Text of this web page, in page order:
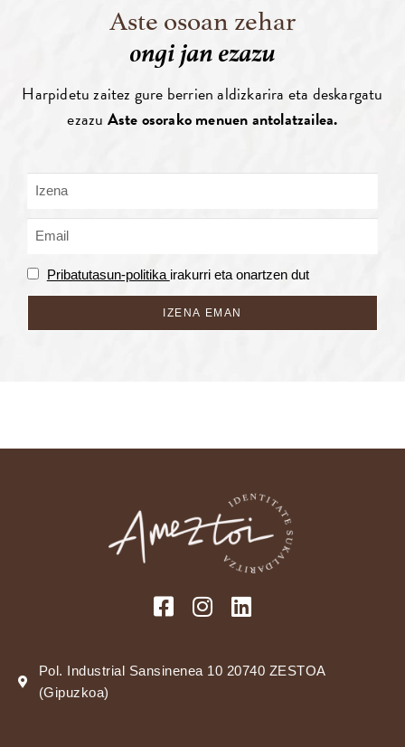
Aste osoan zehar
ongi jan ezazu
Harpidetu zaitez gure berrien aldizkarira eta deskargatu
ezazu Aste osorako menuen antolatzailea.
Pribatutasun-politika irakurri eta onartzen dut
IZENA EMAN
Pol. Industrial Sansinenea 10 20740 ZESTOA
(Gipuzkoa)